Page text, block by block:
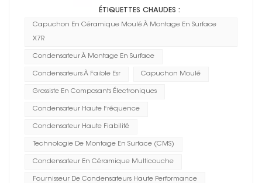
ÉTIQUETTES CHAUDES :
Capuchon En Céramique Moulé À Montage En Surface
X7R
Condensateur À Montage En Surface
Condensateurs À Faible Esr Capuchon Moulé
Grossiste En Composants Électroniques
Condensateur Haute Fréquence
Condensateur Haute Fiabilité
Technologie De Montage En Surface (CMS)
Condensateur En Céramique Multicouche
Fournisseur De Condensateurs Haute Performance